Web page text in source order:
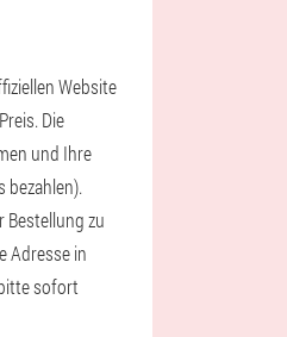
Website
Die
und Ihre
bezahlen).
Bestellung zu
Adresse in
sofort